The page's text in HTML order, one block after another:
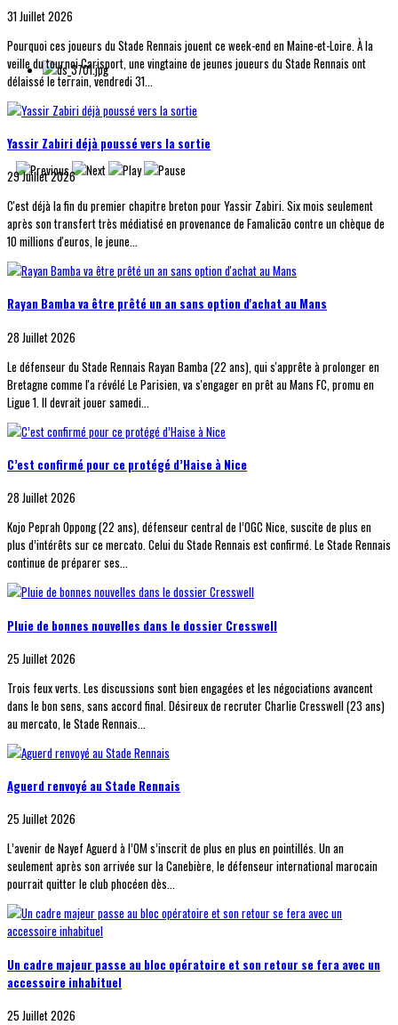
31 Juillet 2026
Pourquoi ces joueurs du Stade Rennais jouent ce week-end en Maine-et-Loire. À la
veille du tournoi Carisport, une vingtaine de jeunes joueurs du Stade Rennais ont
délaissé le terrain, vendredi 31...
Yassir Zabiri déjà poussé vers la sortie
29 Juillet 2026
C'est déjà la fin du premier chapitre breton pour Yassir Zabiri. Six mois seulement
après son transfert très médiatisé en provenance de Famalicão contre un chèque de
10 millions d'euros, le jeune...
Rayan Bamba va être prêté un an sans option d'achat au Mans
28 Juillet 2026
Le défenseur du Stade Rennais Rayan Bamba (22 ans), qui s'apprête à prolonger en
Bretagne comme l'a révélé Le Parisien, va s'engager en prêt au Mans FC, promu en
Ligue 1. Il devrait jouer samedi...
C’est confirmé pour ce protégé d’Haise à Nice
28 Juillet 2026
Kojo Peprah Oppong (22 ans), défenseur central de l’OGC Nice, suscite de plus en
plus d’intérêts sur ce mercato. Celui du Stade Rennais est confirmé. Le Stade Rennais
continue de préparer ses...
Pluie de bonnes nouvelles dans le dossier Cresswell
25 Juillet 2026
Trois feux verts. Les discussions sont bien engagées et les négociations avancent
dans le bon sens, sans accord final. Désireux de recruter Charlie Cresswell (23 ans)
au mercato, le Stade Rennais...
Aguerd renvoyé au Stade Rennais
25 Juillet 2026
L’avenir de Nayef Aguerd à l’OM s’inscrit de plus en plus en pointillés. Un an
seulement après son arrivée sur la Canebière, le défenseur international marocain
pourrait quitter le club phocéen dès...
Un cadre majeur passe au bloc opératoire et son retour se fera avec un
accessoire inhabituel
25 Juillet 2026